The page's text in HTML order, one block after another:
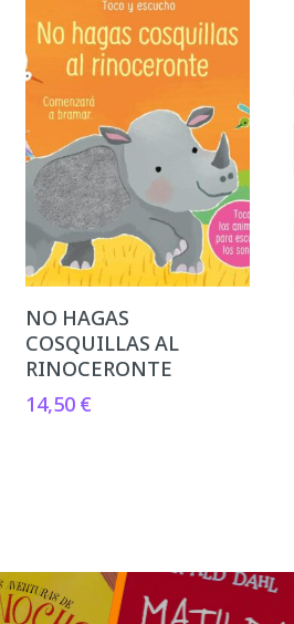
NO HAGAS
COSQUILLAS AL
RINOCERONTE
14,50 €